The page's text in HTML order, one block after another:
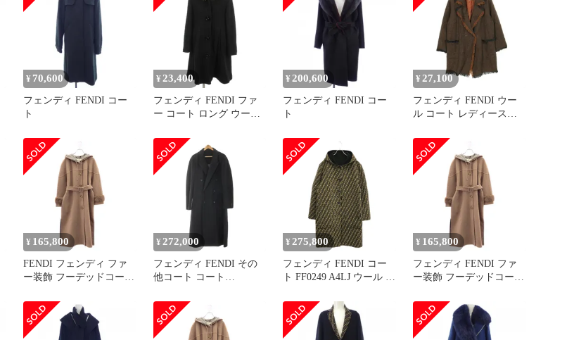
¥ 70,600
フェンディ FENDI コー
ト
¥ 23,400
フェンディ FENDI ファ
ー コート ロング ウール
¥ 200,600
フェンディ FENDI コー
ト
¥ 27,100
フェンディ FENDI ウー
ル コート レディース
¥ 165,800
FENDI フェンディ ファ
ー装飾 フーデッドコート
¥ 272,000
フェンディ FENDI その
他コート コート
ーンライト ウール コー
ト レディース 未使用
¥ 275,800
フェンディ FENDI コー
ト FF0249 A4LJ ウール コ
¥ 165,800
フェンディ FENDI ファ
ー装飾 フーデッドコート
飾 フーデッドコート レ
ディース Used A